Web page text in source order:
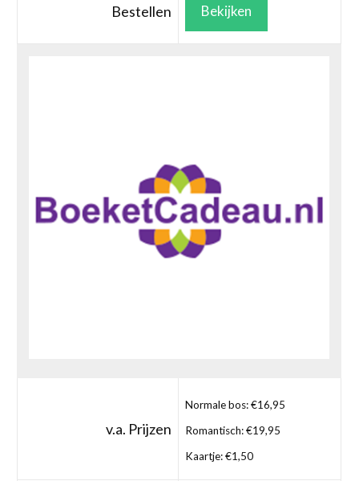
Bestellen Bekijken
v.a. Prijzen
Normale bos: €16,95
Romantisch: €19,95
Kaartje: €1,50